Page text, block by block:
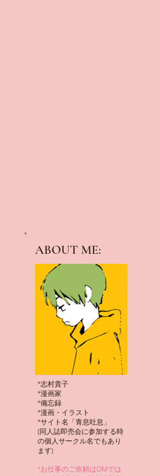
ABOUT ME:
*志村貴子
*漫画家
*備忘録
​*漫画・イラスト
*サイト名「青息吐息」
(同人誌即売会に参加する時
の個人サークル名でもあり
ます)
*お仕事のご依頼はDMでは